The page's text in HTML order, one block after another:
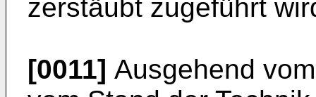
zerstäubt zugeführt
[0011] Ausgehend